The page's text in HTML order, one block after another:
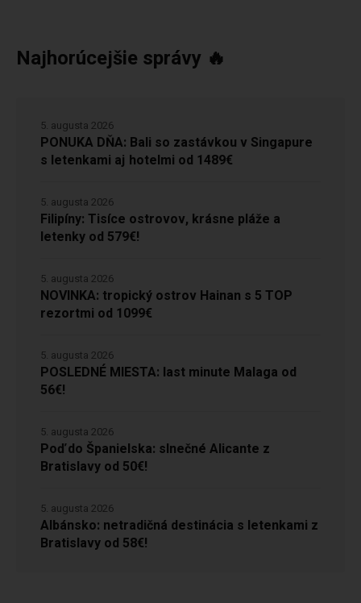
Najhorúcejšie správy 🔥
PONUKA DŇA: Bali so zastávkou v Singapure
s letenkami aj hotelmi od 1489€
5. augusta 2026
Filipíny: Tisíce ostrovov, krásne pláže a
letenky od 579€!
5. augusta 2026
NOVINKA: tropický ostrov Hainan s 5 TOP
rezortmi od 1099€
5. augusta 2026
POSLEDNÉ MIESTA: last minute Malaga od
56€!
5. augusta 2026
Poď do Španielska: slnečné Alicante z
Bratislavy od 50€!
5. augusta 2026
Albánsko: netradičná destinácia s letenkami z
Bratislavy od 58€!
5. augusta 2026